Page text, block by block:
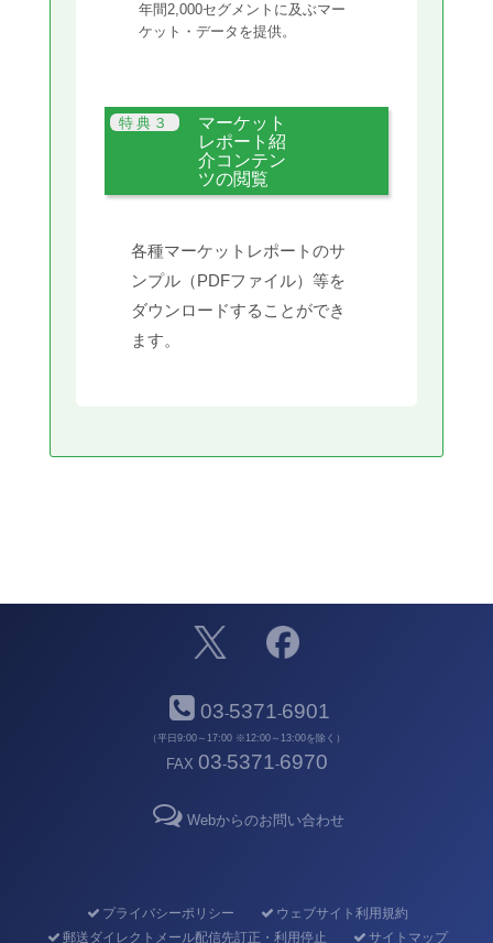
年間2,000セグメントに及ぶマー
ケット・データを提供。
マーケット
レポート紹
介コンテン
ツの閲覧
各種マーケットレポートのサ
ンプル（PDFファイル）等を
ダウンロードすることができ
ます。
03-5371-6901
（平日9:00～17:00 ※12:00～13:00を除く）
FAX 03-5371-6970
Webからのお問い合わせ
プライバシーポリシー
ウェブサイト利用規約
郵送ダイレクトメール配信先訂正・利用停止
サイトマップ